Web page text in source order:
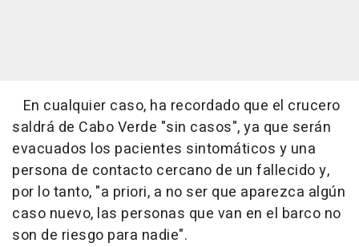
En cualquier caso, ha recordado que el crucero
saldrá de Cabo Verde "sin casos", ya que serán
evacuados los pacientes sintomáticos y una
persona de contacto cercano de un fallecido y,
por lo tanto, "a priori, a no ser que aparezca algún
caso nuevo, las personas que van en el barco no
son de riesgo para nadie".